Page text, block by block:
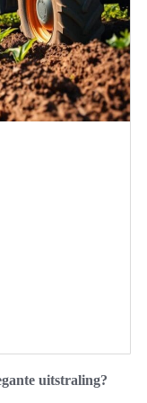
uitstraling?